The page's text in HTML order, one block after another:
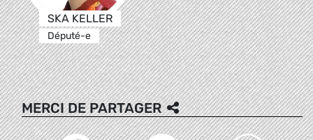
SKA KELLER
Député-e
MERCI DE PARTAGER